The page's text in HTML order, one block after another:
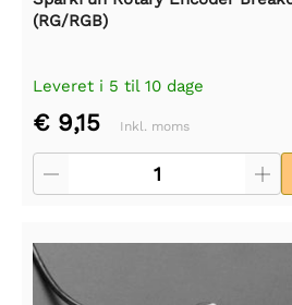
(RG/RGB)
Leveret i 5 til 10 dage
€ 9,15 Inkl. moms